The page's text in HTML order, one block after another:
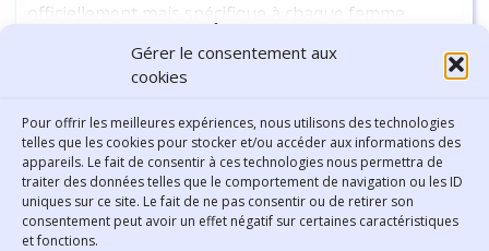
Gérer le consentement aux
cookies
Pour offrir les meilleures expériences, nous utilisons des technologies
telles que les cookies pour stocker et/ou accéder aux informations des
appareils. Le fait de consentir à ces technologies nous permettra de
traiter des données telles que le comportement de navigation ou les ID
uniques sur ce site. Le fait de ne pas consentir ou de retirer son
consentement peut avoir un effet négatif sur certaines caractéristiques
et fonctions.
officiellement mais spécifique à chaque femme
Afficher plus